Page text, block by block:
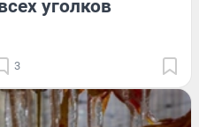
уголков
3